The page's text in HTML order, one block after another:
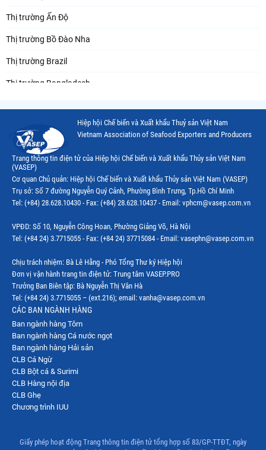
Thị trường Ấn Độ
Thị trường Bồ Đào Nha
Thị trường Brazil
Thị trường Bangladesh
Thị trường Canada
Thị trường Ecuador
Thị trường EU
Thị trường Indonesia
Thị trường Mỹ
Thị trường Nga
Thị trường Hàn Quốc
Thị trường Nhật Bản
Thị trường Thái Lan
Thị trường Trung Quốc
Thị trường Philippines
Thị trường Tây Ban Nha
Thị trường thủy sản khác
Hiệp hội Chế biến và Xuất khẩu Thuỷ sản Việt Nam
Vietnam Association of Seafood Exporters and Producers
Trang thông tin điện tử của Hiệp hội Chế biến và Xuất khẩu Thủy sản Việt Nam
(VASEP)
Cơ quan Chủ quản: Hiệp hội Chế biến và Xuất khẩu Thủy sản Việt Nam (VASEP)
Trụ sở: Số 7 đường Nguyễn Quý Cảnh, Phường Bình Trưng, Tp.Hồ Chí Minh
Tel: (+84) 28.628.10430 - Fax: (+84) 28.628.10437 - Email: vphcm@vasep.com.vn
VPĐD: Số 10, Nguyễn Công Hoan, Phường Giảng Võ, Hà Nội
Tel: (+84 24) 3.7715055 - Fax: (+84 24) 37715084 - Email: vasephn@vasep.com.vn
Chịu trách nhiệm: Bà Lê Hằng - Phó Tổng Thư ký Hiệp hội
Đơn vị vận hành trang tin điện tử: Trung tâm VASEP.PRO
Trưởng Ban Biên tập: Bà Nguyễn Thị Vân Hà
Tel: (+84 24) 3.7715055 – (ext.216); email: vanha@vasep.com.vn
CÁC BAN NGÀNH HÀNG
Ban ngành hàng Tôm
Ban ngành hàng Cá nước ngọt
Ban ngành hàng Hải sản
CLB Cá Ngừ
CLB Bột cá & Surimi
CLB Hàng nội địa
CLB Ghẹ
Chương trình IUU
Giấy phép hoạt động Trang thông tin điện tử tổng hợp số 83/GP-TTĐT, ngày